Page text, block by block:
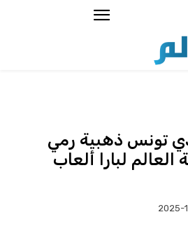
تونس ذهبية رمي
لبارا ألعاب
2025-